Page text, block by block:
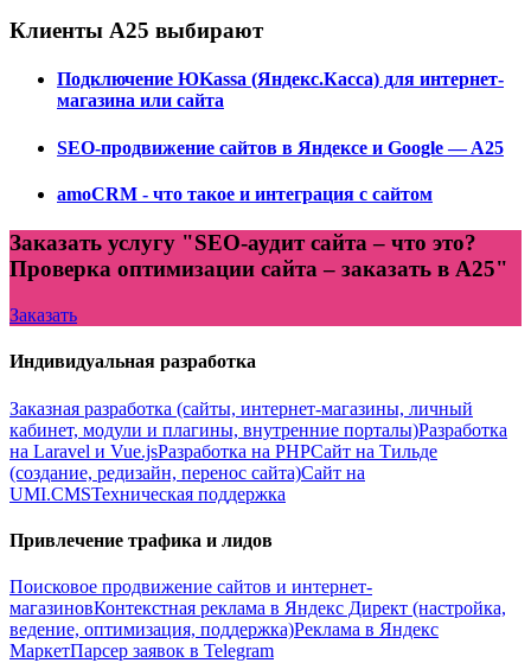
Клиенты А25 выбирают
Подключение ЮKassa (Яндекс.Касса) для интернет-
магазина или сайта
SEO-продвижение сайтов в Яндексе и Google — A25
amoCRM - что такое и интеграция с сайтом
Заказать услугу "SEO-аудит сайта – что это?
Проверка оптимизации сайта – заказать в А25"
Заказать
Индивидуальная разработка
Заказная разработка (сайты, интернет-магазины, личный
кабинет, модули и плагины, внутренние порталы)Разработка
на Laravel и Vue.jsРазработка на PHPСайт на Тильде
(создание, редизайн, перенос сайта)Сайт на
UMI.CMSТехническая поддержка
Привлечение трафика и лидов
Поисковое продвижение сайтов и интернет-
магазиновКонтекстная реклама в Яндекс Директ (настройка,
ведение, оптимизация, поддержка)Реклама в Яндекс
МаркетПарсер заявок в Telegram